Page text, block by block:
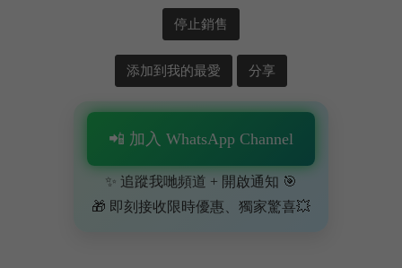
停止銷售
添加到我的最愛 分享
📲 加入 WhatsApp Channel
✨ 追蹤我哋頻道 + 開啟通知 🎯
🎁 即刻接收限時優惠、獨家驚喜💥